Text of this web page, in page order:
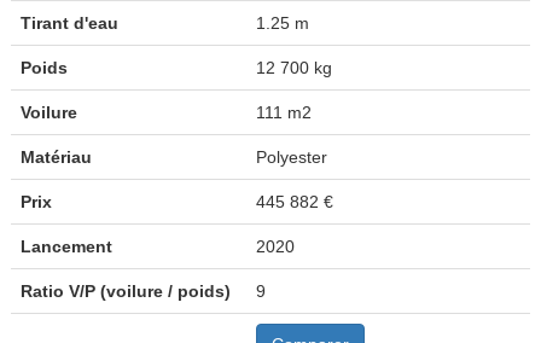
Tirant d'eau 1.25 m
Poids 12 700 kg
Voilure 111 m2
Matériau Polyester
Prix 445 882 €
Lancement 2020
Ratio V/P (voilure / poids) 9